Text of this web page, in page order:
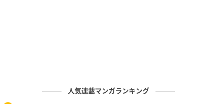
京都西山旅感 HOTSUU 撮影人気連載マンガランキング